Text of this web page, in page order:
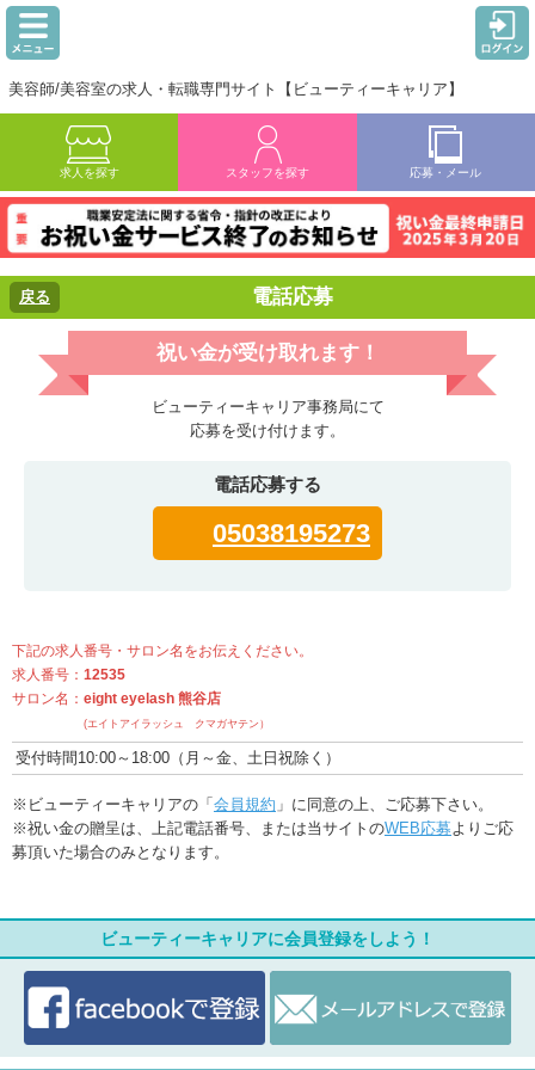
美容師/美容室の求人・転職専門サイト【ビューティーキャリア】
求人を探す スタッフを探す 応募・メール
戻る 電話応募
祝い金が受け取れます！
ビューティーキャリア事務局にて
応募を受け付けます。
電話応募する
05038195273
下記の求人番号・サロン名をお伝えください。
求人番号： 12535
サロン名： eight eyelash 熊谷店
(エイトアイラッシュ クマガヤテン）
受付時間10:00～18:00（月～金、土日祝除く）
※ビューティーキャリアの「 会員規約 」に同意の上、ご応募下さい。
※祝い金の贈呈は、上記電話番号、または当サイトのWEB応募よりご応
募頂いた場合のみとなります。
ビューティーキャリアに会員登録をしよう！